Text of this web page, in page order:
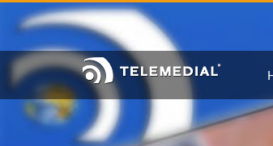
Wir verwenden Cookies in dieser
Sie Bitte Ihren Browser